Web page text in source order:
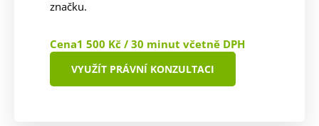
značku.
Cena1 500 Kč / 30 minut včetně DPH
VYUŽÍT PRÁVNÍ KONZULTACI